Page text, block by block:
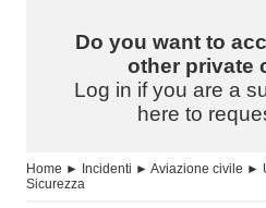
Do you want to
other private
Log in if you are a
here to
Home ► Incidenti ► Aviazione civile ►
Sicurezza